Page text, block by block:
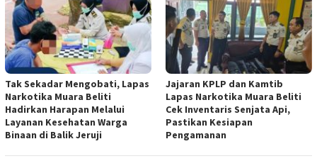
Tak Sekadar Mengobati, Lapas
Narkotika Muara Beliti
Hadirkan Harapan Melalui
Layanan Kesehatan Warga
Binaan di Balik Jeruji
Jajaran KPLP dan Kamtib
Lapas Narkotika Muara Beliti
Cek Inventaris Senjata Api,
Pastikan Kesiapan
Pengamanan